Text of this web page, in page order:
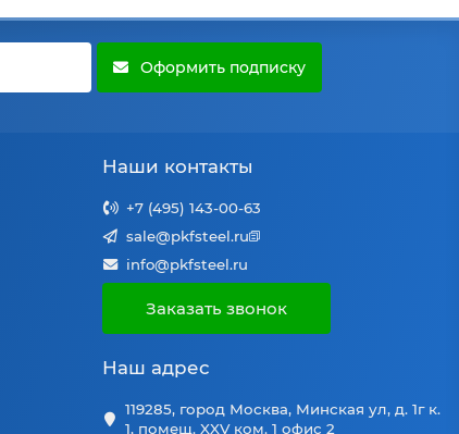
Оформить подписку
Наши контакты
+7 (495) 143-00-63
sale@pkfsteel.ru
info@pkfsteel.ru
Заказать звонок
Наш адрес
119285, город Москва, Минская ул, д. 1г к.
1, помещ. XXV ком. 1 офис 2